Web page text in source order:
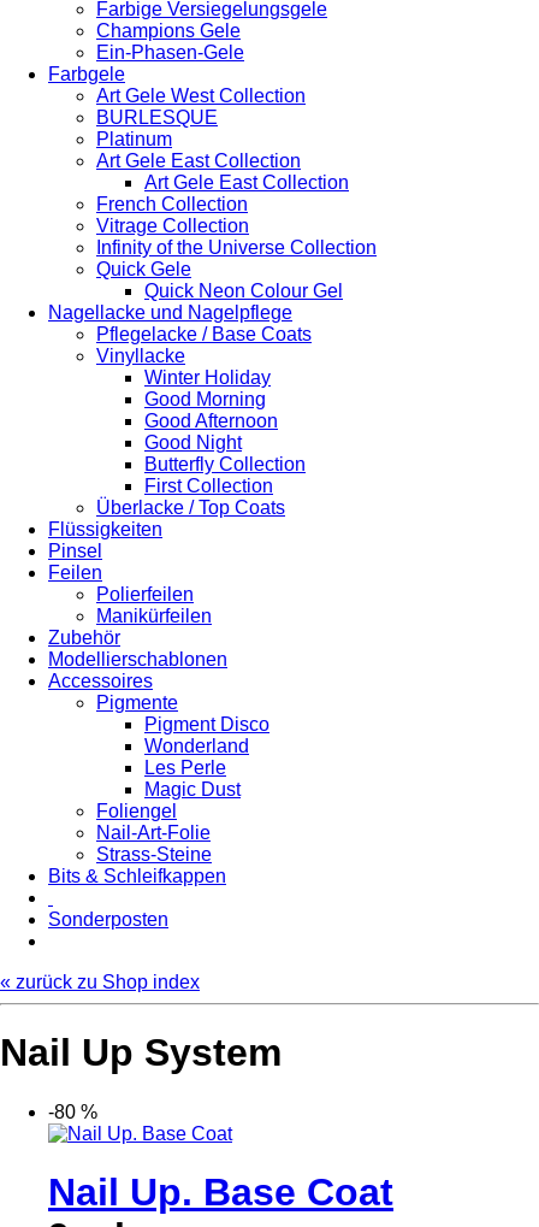
Farbige Versiegelungsgele
Champions Gele
Ein-Phasen-Gele
Farbgele
Art Gele West Collection
BURLESQUE
Platinum
Art Gele East Collection
Art Gele East Collection
French Collection
Vitrage Collection
Infinity of the Universe Collection
Quick Gele
Quick Neon Colour Gel
Nagellacke und Nagelpflege
Pflegelacke / Base Coats
Vinyllacke
Winter Holiday
Good Morning
Good Afternoon
Good Night
Butterfly Collection
First Collection
Überlacke / Top Coats
Flüssigkeiten
Pinsel
Feilen
Polierfeilen
Manikürfeilen
Zubehör
Modellierschablonen
Accessoires
Pigmente
Pigment Disco
Wonderland
Les Perle
Magic Dust
Foliengel
Nail-Art-Folie
Strass-Steine
Bits & Schleifkappen
Sonderposten
« zurück zu Shop index
Nail Up System
-80 %
Nail Up. Base Coat